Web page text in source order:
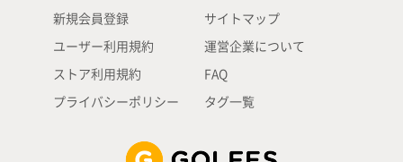
新規会員登録
ユーザー利用規約
ストア利用規約
プライバシーポリシー
サイトマップ
運営企業について
FAQ
タグ一覧